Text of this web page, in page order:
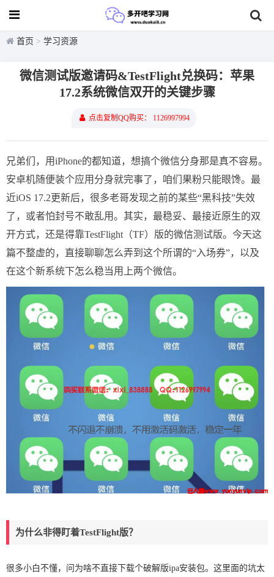
首页 > 学习资源
微信测试版邀请码&TestFlight兑换码：苹果
17.2系统微信双开的关键步骤
点击复制QQ购买： 1126997994
兄弟们，用iPhone的都知道，想搞个微信分身那是真不容易。
安卓机随便装个应用分身就完事了，咱们果粉只能眼馋。最
近iOS 17.2更新后，很多老哥发现之前的某些“黑科技”失效
了，或者怕封号不敢乱用。其实，最稳妥、最接近原生的双
开方式，还是得靠TestFlight（TF）版的微信测试版。今天这
篇不整虚的，直接聊聊怎么弄到这个所谓的“入场券”，以及
在这个新系统下怎么稳当用上两个微信。
为什么非得盯着TestFlight版？
很多小白不懂，问为啥不直接下载个破解版ipa安装包。这里面的坑太